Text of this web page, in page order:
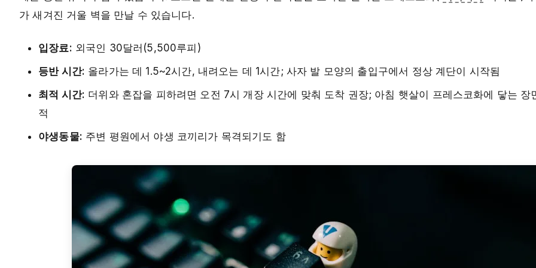
가 새겨진 거울 벽을 만날 수 있습니다.
입장료: 외국인 30달러(5,500루피)
등반 시간: 올라가는 데 1.5~2시간, 내려오는 데 1시간; 사자 발 모양의 출입구에서 정상 계단이 시작됨
최적 시간: 더위와 혼잡을 피하려면 오전 7시 개장 시간에 맞춰 도착 권장; 아침 햇살이 프레스코화에 닿는 장
적
야생동물: 주변 평원에서 야생 코끼리가 목격되기도 함